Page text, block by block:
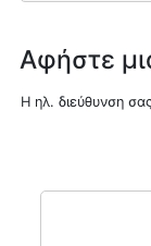
Αφήστε
Η ηλ. διεύθυνση